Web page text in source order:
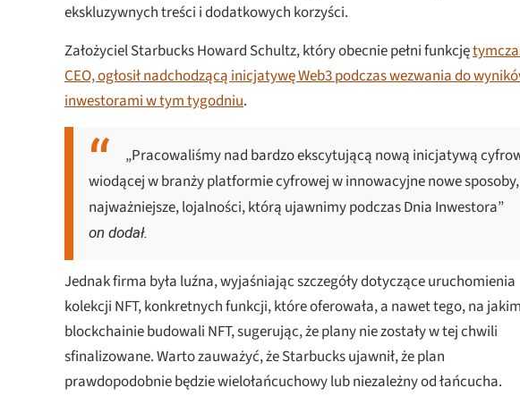
ekskluzywnych treści i dodatkowych korzyści.
Założyciel Starbucks Howard Schultz, który obecnie pełni funkcję
CEO, ogłosił nadchodzącą inicjatywę Web3 podczas wezwania do
inwestorami w tym tygodniu.
„Pracowaliśmy nad bardzo ekscytującą nową inicjatywą
wiodącej w branży platformie cyfrowej w innowacyjne nowe
najważniejsze, lojalności, którą ujawnimy podczas Dnia Inwestora”
on dodał.
Jednak firma była luźna, wyjaśniając szczegóły dotyczące uruchomienia
kolekcji NFT, konkretnych funkcji, które oferowała, a nawet tego, na jakim
blockchainie budowali NFT, sugerując, że plany nie zostały w tej chwili
sfinalizowane. Warto zauważyć, że Starbucks ujawnił, że plan
prawdopodobnie będzie wielołańcuchowy lub niezależny od łańcucha.